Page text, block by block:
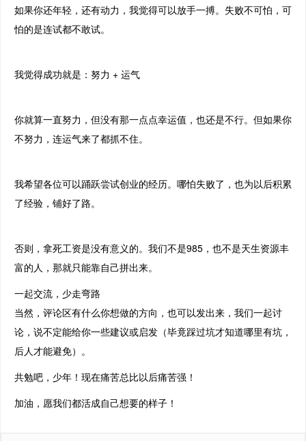
如果你还年轻，还有动力，我觉得可以放手一搏。失败不可怕，可
怕的是连试都不敢试。
我觉得成功就是：努力 + 运气
你就算一直努力，但没有那一点点幸运值，也还是不行。但如果你
不努力，连运气来了都抓不住。
我希望各位可以踊跃尝试创业的经历。哪怕失败了，也为以后积累
了经验，铺好了路。
否则，拿死工资是没有意义的。我们不是985，也不是天生资源丰
富的人，那就只能靠自己拼出来。
一起交流，少走弯路
当然，评论区有什么你想做的方向，也可以发出来，我们一起讨
论，说不定能给你一些建议或启发（毕竟踩过坑才知道哪里有坑，
后人才能避免）。
共勉吧，少年！现在痛苦总比以后痛苦强！
加油，愿我们都活成自己想要的样子！